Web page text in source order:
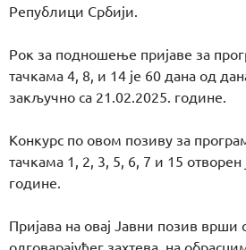
Републици Србији.
Рок за подношење пријаве за
тачкама 4, 8, и 14 је 60 дана од
закључно са 21.02.2025. године.
Конкурс по овом позиву за
тачкама 1, 2, 3, 5, 6, 7 и 15 отворен
године.
Пријава на овај Јавни позив
одговарајућег захтева, на